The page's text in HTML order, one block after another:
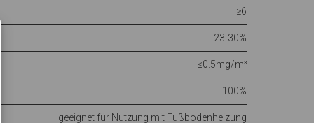
≥6
23-30%
≤0.5mg/m³
100%
geeignet für Nutzung mit Fußbodenheizung